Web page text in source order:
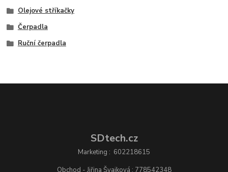
Olejové stříkačky
Čerpadla
Ruční čerpadla
SDtech.cz
Marketing : 602218615
Obchod - Jiřina Švajková : 778542348